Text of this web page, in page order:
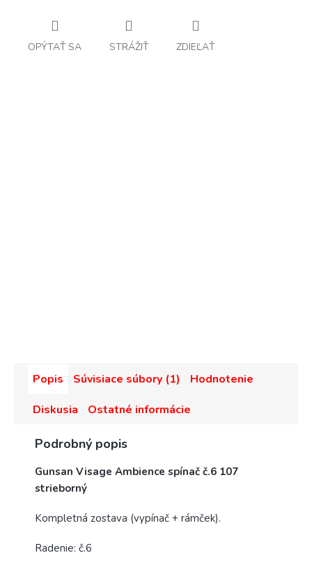
OPÝTAŤ SA STRÁŽIŤ ZDIEĽAŤ
Popis Súvisiace súbory (1)
Hodnotenie
Diskusia
Ostatné informácie
Podrobný popis
Gunsan Visage Ambience spínač č.6 107
strieborný
Kompletná zostava (vypínač + rámček).
Radenie: č.6